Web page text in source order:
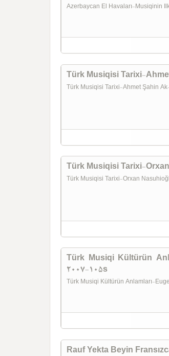
Azerbaycan El Havaları-Musiqinin
Türk Musiqisi Tarixi-
Türk Musiqisi Tarixi-Ahmet Şahin
Türk Musiqisi Tarixi-
Türk Musiqisi Tarixi-Orxan
Türk Musiqi Kültürün
2007-105s
Türk Musiqi Kültürün Anlamları-
Rauf Yekta Beyin